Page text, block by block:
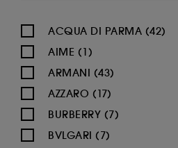
ACQUA DI PARMA (42)
AIME (1)
ARMANI (43)
AZZARO (17)
BURBERRY (7)
BVLGARI (7)